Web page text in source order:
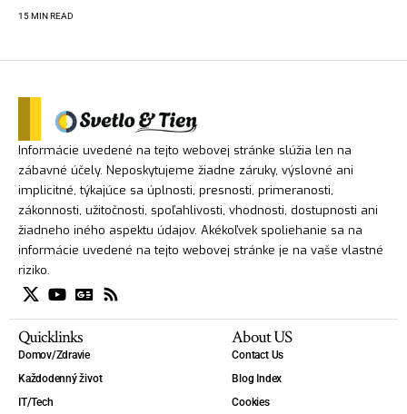
15 MIN READ
Informácie uvedené na tejto webovej stránke slúžia len na
zábavné účely. Neposkytujeme žiadne záruky, výslovné ani
implicitné, týkajúce sa úplnosti, presnosti, primeranosti,
zákonnosti, užitočnosti, spoľahlivosti, vhodnosti, dostupnosti ani
žiadneho iného aspektu údajov. Akékoľvek spoliehanie sa na
informácie uvedené na tejto webovej stránke je na vaše vlastné
riziko.
Quicklinks
Domov/Zdravie
Každodenný život
IT/Tech
About US
Contact Us
Blog Index
Cookies